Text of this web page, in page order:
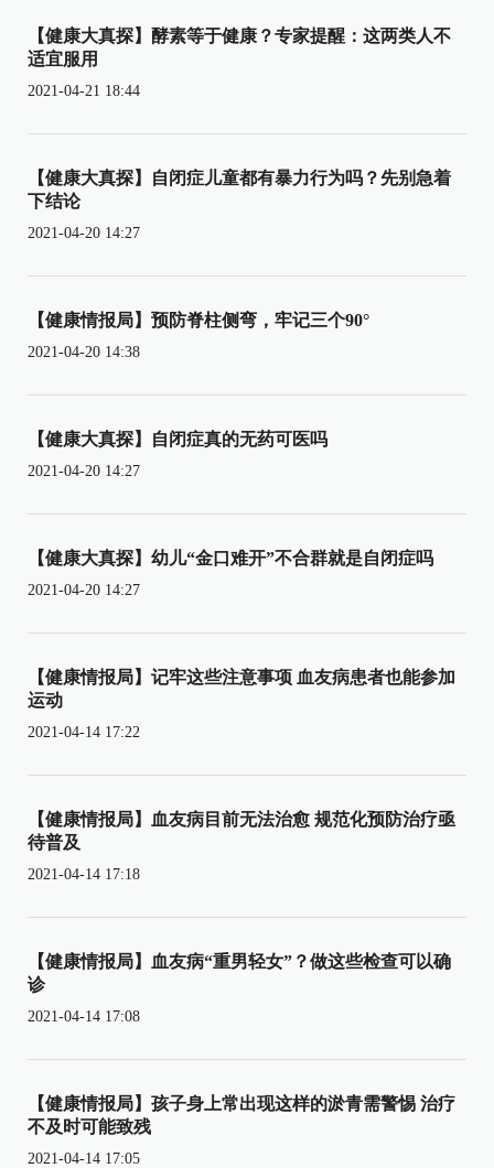
【健康大真探】酵素等于健康？专家提醒：这两类人不
适宜服用
2021-04-21 18:44
【健康大真探】自闭症儿童都有暴力行为吗？先别急着
下结论
2021-04-20 14:27
【健康情报局】预防脊柱侧弯，牢记三个90°
2021-04-20 14:38
【健康大真探】自闭症真的无药可医吗
2021-04-20 14:27
【健康大真探】幼儿“金口难开”不合群就是自闭症吗
2021-04-20 14:27
【健康情报局】记牢这些注意事项 血友病患者也能参加
运动
2021-04-14 17:22
【健康情报局】血友病目前无法治愈 规范化预防治疗亟
待普及
2021-04-14 17:18
【健康情报局】血友病“重男轻女”？做这些检查可以确
诊
2021-04-14 17:08
【健康情报局】孩子身上常出现这样的淤青需警惕 治疗
不及时可能致残
2021-04-14 17:05